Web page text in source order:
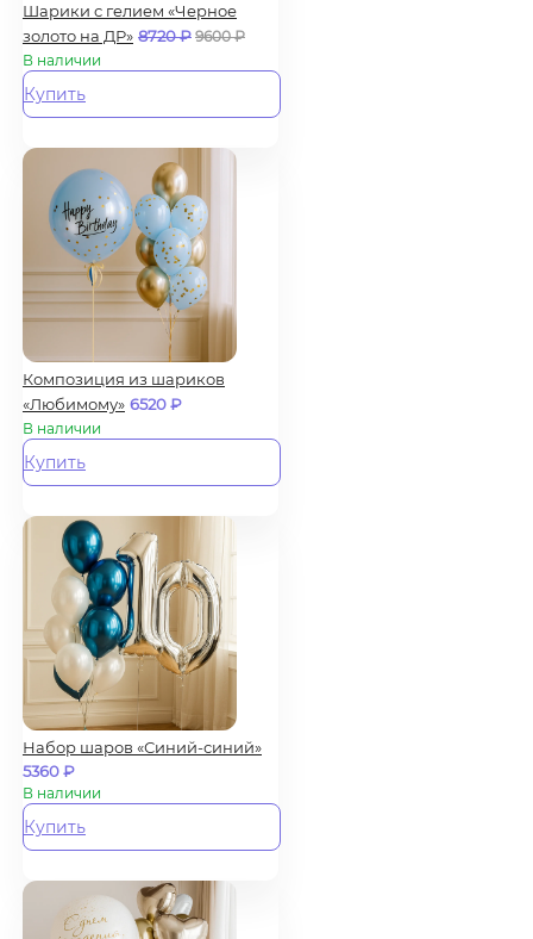
Шарики с гелием «Черное
золото на ДР» 8720₽ 9600₽
В наличии
Купить
Композиция из шариков
«Любимому» 6520₽
В наличии
Купить
Набор шаров «Синий-синий»
5360₽
В наличии
Купить